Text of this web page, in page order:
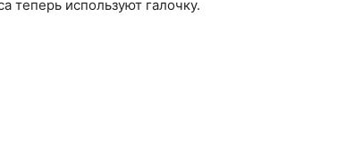
теперь используют галочку.